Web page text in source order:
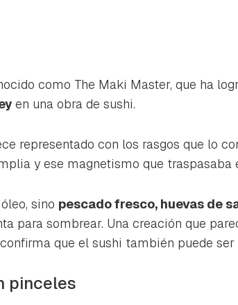
favorito, primero has de iniciar sesión con tu
SESIÓN CANCELAR
como The Maki Master, que ha
en una obra de sushi.
representado con los rasgos que lo
y ese magnetismo que traspasaba
sino pescado fresco, huevas de
para sombrear. Una creación que
que el sushi también puede
pinceles
enviado